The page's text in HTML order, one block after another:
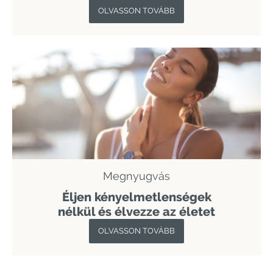
OLVASSON TOVÁBB
Megnyugvás
Éljen kényelmetlenségek
nélkül és élvezze az életet
OLVASSON TOVÁBB